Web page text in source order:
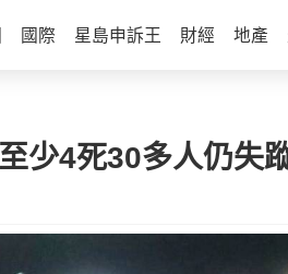
國際 星島申訴王 財經 地產
少4死30多人仍失